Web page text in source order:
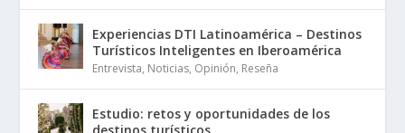
Experiencias DTI Latinoamérica – Destinos
Turísticos Inteligentes en Iberoamérica
Entrevista, Noticias, Opinión, Reseña
Estudio: retos y oportunidades de los
destinos turísticos